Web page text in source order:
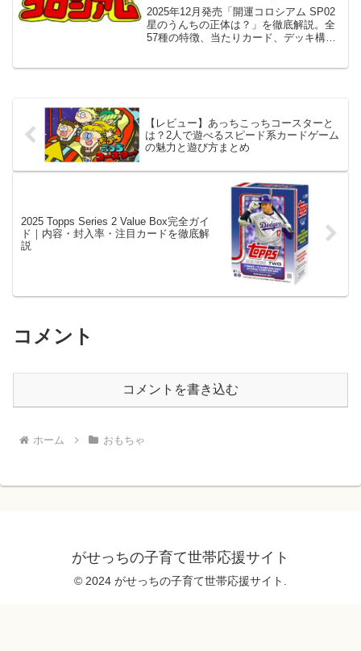
ド・封入率・収録一覧
2025年12月発売「開運コロシアム SP02
星のうんちの正体は？」を徹底解説。全
57種の特徴、当たりカード、デッキ構
【レビュー】あっちこっちコースターと
は？2人で遊べるスピード系カードゲーム
の魅力と遊び方まとめ
2025 Topps Series 2 Value Box完全ガイ
ド｜内容・封入率・注目カードを徹底解
説
コメント
コメントを書き込む
ホーム おもちゃ
がせっちの子育て世帯応援サイト
© 2024 がせっちの子育て世帯応援サイト.